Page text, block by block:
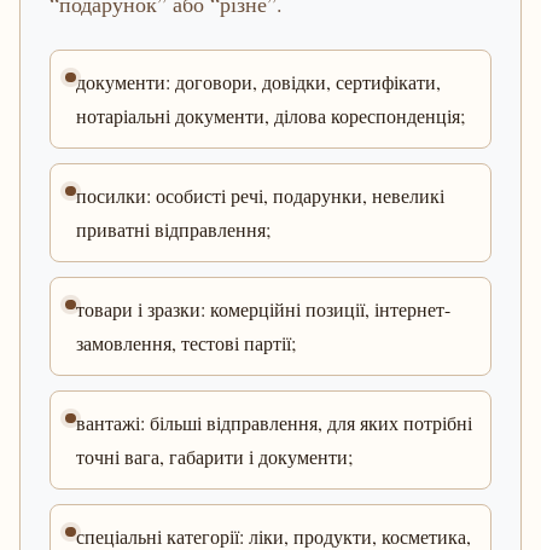
документи: договори, довідки, сертифікати,
нотаріальні документи, ділова кореспонденція;
посилки: особисті речі, подарунки, невеликі
приватні відправлення;
товари і зразки: комерційні позиції, інтернет-
замовлення, тестові партії;
вантажі: більші відправлення, для яких потрібні
точні вага, габарити і документи;
спеціальні категорії: ліки, продукти, косметика,